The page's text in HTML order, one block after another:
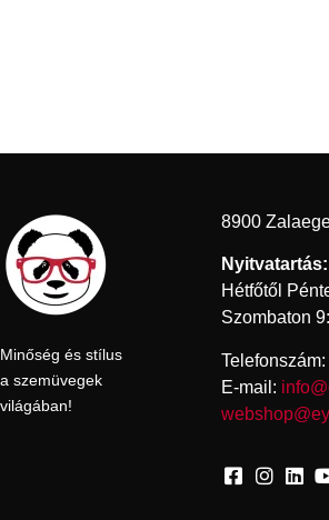
Minőség és stílus
a szemüvegek
világában!
8900
Nyitvatartás:
Hétfőtől
Szombaton
E-mail: